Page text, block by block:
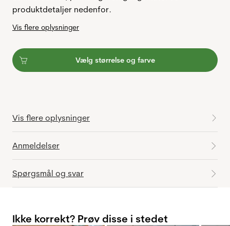
produktdetaljer nedenfor.
Vis flere oplysninger
Vælg størrelse og farve
Vis flere oplysninger
Anmeldelser
Spørgsmål og svar
Ikke korrekt? Prøv disse i stedet